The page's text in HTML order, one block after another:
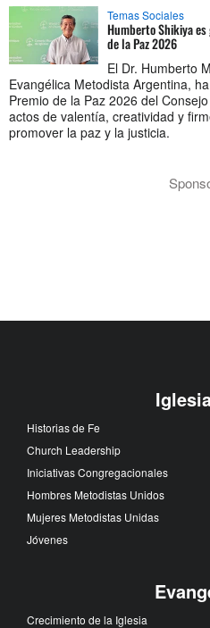
Temas Sociales
Humberto Shikiya
de la Paz 2026
El Dr. Humberto
Evangélica Metodista Argentina,
Premio de la Paz 2026 del
actos de valentía, creatividad y
promover la paz y la justicia.
Historias de Fe
Church Leadership
Iniciativas Congregacionales
Hombres Metodistas Unidos
Mujeres Metodistas Unidas
Jóvenes
Crecimiento de la Iglesia